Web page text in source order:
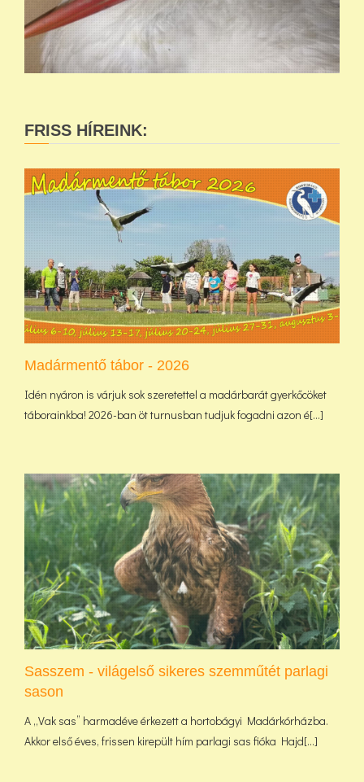
FRISS HÍREINK:
Madármentő tábor - 2026
Idén nyáron is várjuk sok szeretettel a madárbarát gyerkőcöket
táborainkba! 2026-ban öt turnusban tudjuk fogadni azon é[...]
Sasszem - világelső sikeres szemműtét parlagi
sason
A „Vak sas” harmadéve érkezett a hortobágyi Madárkórházba.
Akkor első éves, frissen kirepült hím parlagi sas fióka Hajd[...]